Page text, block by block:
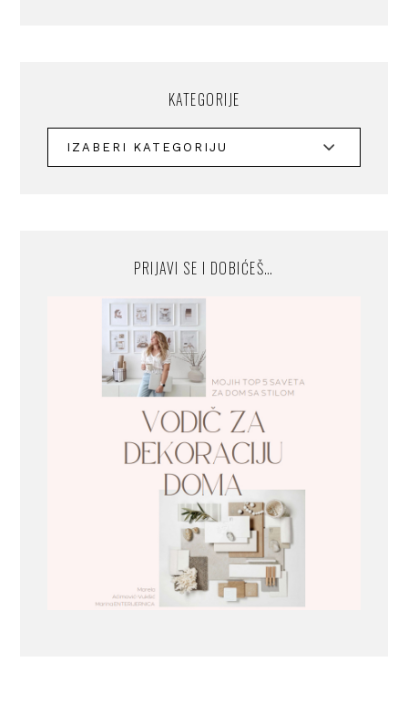
KATEGORIJE
PRIJAVI SE I DOBIĆEŠ…